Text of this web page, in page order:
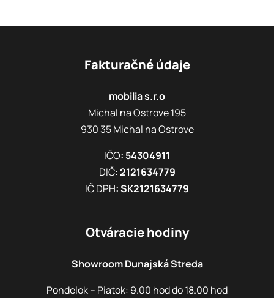
Fakturačné údaje
mobilia s.r.o
Michal na Ostrove 195
930 35 Michal na Ostrove
IČO: 54304911
DIČ: 2121634779
IČ DPH: SK2121634779
Otváracie hodiny
Showroom Dunajská Streda
Pondelok – Piatok: 9.00 hod do 18.00 hod